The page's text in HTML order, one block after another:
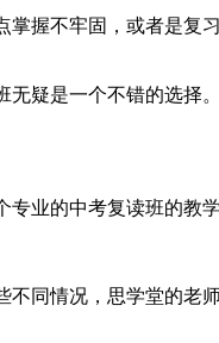
握不牢固，或者是复习
疑是一个不错的选择
业的中考复读班的教学
同情况，思学堂的老